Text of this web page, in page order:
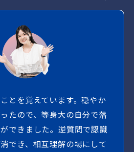
とを覚えています。穏やか
たので、等身大の自分で落
できました。逆質問で認識
でき、相互理解の場にして